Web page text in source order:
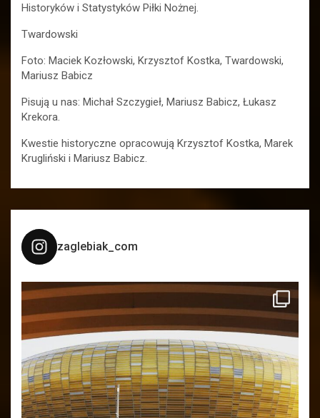
Historyków i Statystyków Piłki Nożnej.
Twardowski
Foto: Maciek Kozłowski, Krzysztof Kostka, Twardowski,
Mariusz Babicz
Pisują u nas: Michał Szczygieł, Mariusz Babicz, Łukasz
Krekora.
Kwestie historyczne opracowują Krzysztof Kostka, Marek
Krugliński i Mariusz Babicz.
zaglebiak_com